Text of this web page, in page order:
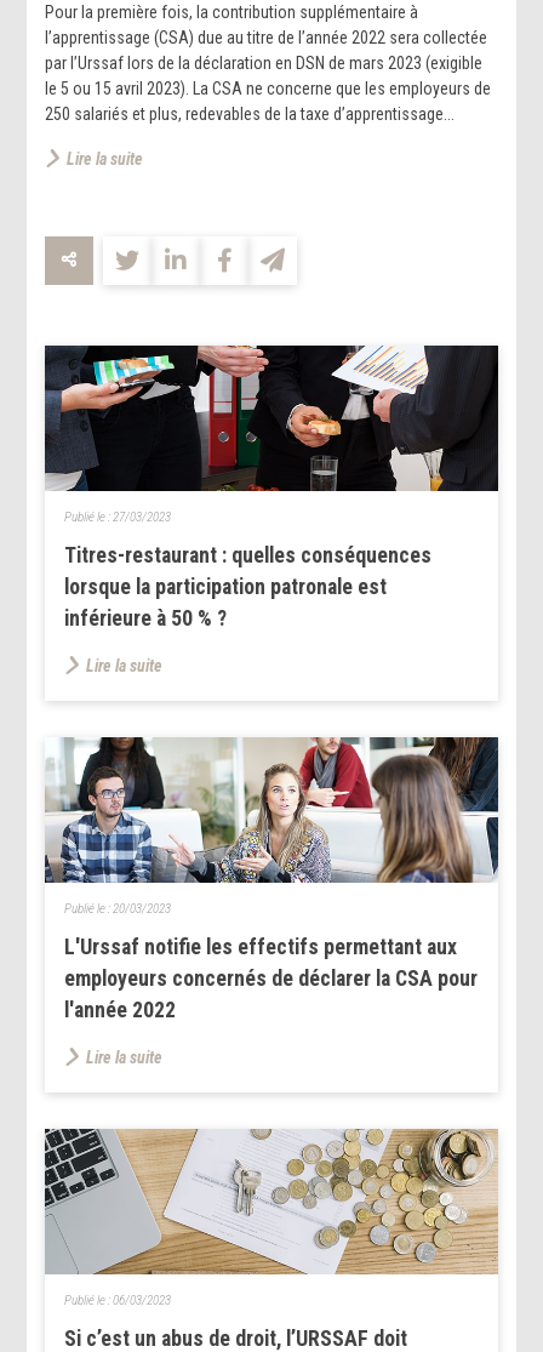
Pour la première fois, la contribution supplémentaire à
l’apprentissage (CSA) due au titre de l’année 2022 sera collectée
par l’Urssaf lors de la déclaration en DSN de mars 2023 (exigible
le 5 ou 15 avril 2023). La CSA ne concerne que les employeurs de
250 salariés et plus, redevables de la taxe d’apprentissage...
Lire la suite
Titres-restaurant : quelles conséquences
lorsque la participation patronale est
inférieure à 50 % ?
Publié le : 27/03/2023
Lire la suite
L'Urssaf notifie les effectifs permettant aux
employeurs concernés de déclarer la CSA pour
l'année 2022
Publié le : 20/03/2023
Lire la suite
Si c’est un abus de droit, l’URSSAF doit
Publié le :06/03/2023